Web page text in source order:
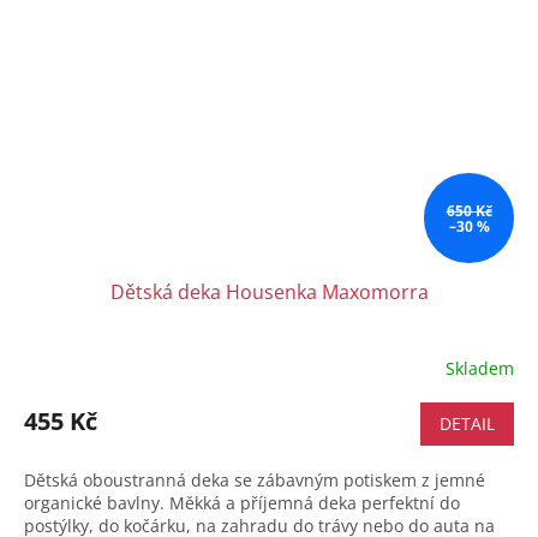
650 Kč
–30 %
Dětská deka Housenka Maxomorra
Skladem
455 Kč DETAIL
Dětská oboustranná deka se zábavným potiskem z jemné
organické bavlny. Měkká a příjemná deka perfektní do
postýlky, do kočárku, na zahradu do trávy nebo do auta na